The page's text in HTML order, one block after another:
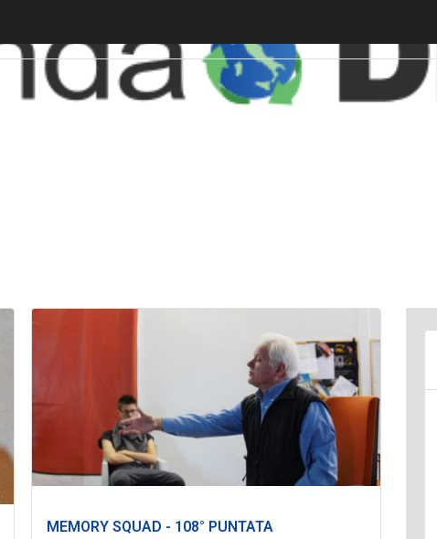
MEMORY SQUAD - 108° PUNTATA